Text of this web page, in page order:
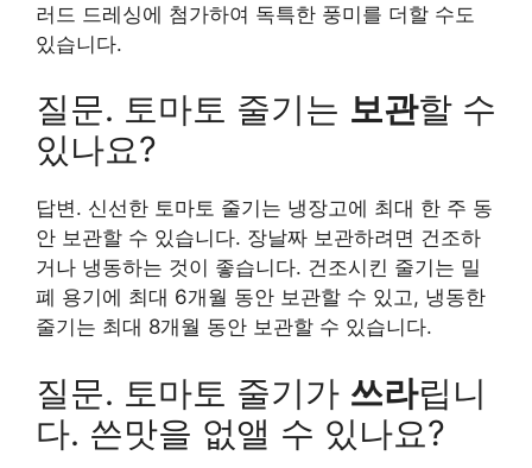
러드 드레싱에 첨가하여 독특한 풍미를 더할 수도
있습니다.
질문. 토마토 줄기는 보관할 수
있나요?
답변. 신선한 토마토 줄기는 냉장고에 최대 한 주 동
안 보관할 수 있습니다. 장날짜 보관하려면 건조하
거나 냉동하는 것이 좋습니다. 건조시킨 줄기는 밀
폐 용기에 최대 6개월 동안 보관할 수 있고, 냉동한
줄기는 최대 8개월 동안 보관할 수 있습니다.
질문. 토마토 줄기가 쓰라립니
다. 쓴맛을 없앨 수 있나요?